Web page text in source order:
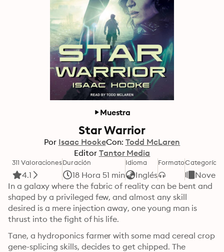
Muestra
Star Warrior
Por Isaac HookeCon: Todd McLaren
Editor Tantor Media
311 Valoraciones
4.1
Duración
18 Hora 51 min
Idioma
Inglés
FormatoCategoría
Novela
In a galaxy where the fabric of reality can be bent and
shaped by a privileged few, and almost any skill
desired is a mere injection away, one young man is
thrust into the fight of his life.
Tane, a hydroponics farmer with some mad cereal crop
gene-splicing skills, decides to get chipped. The